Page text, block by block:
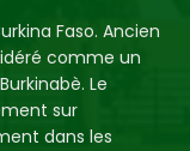
Faso. Ancien
comme un
Le
sur
dans les